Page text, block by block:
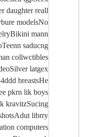
daughter reall
modelsNo
mann
saducng
collwctibles
latgex
breastsHe
pkrn lik boys
kravitzSucing
librry
computers